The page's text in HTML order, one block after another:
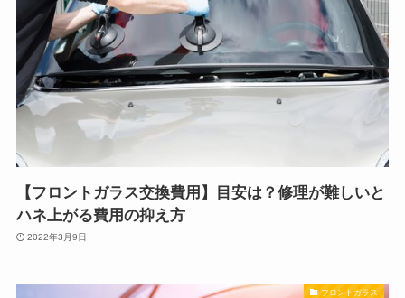
【フロントガラス交換費用】目安は？修理が難しいと
ハネ上がる費用の抑え方
2022年3月9日
フロントガラス